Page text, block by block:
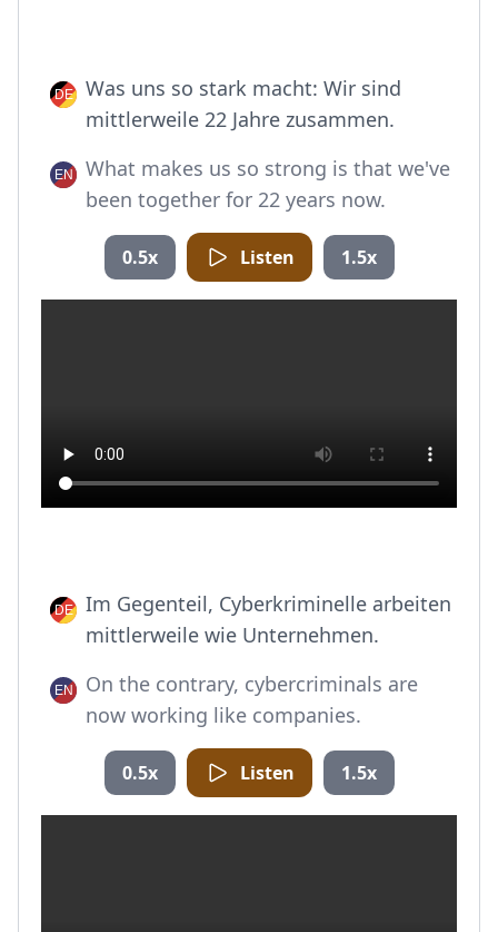
Was uns so stark macht: Wir sind
mittlerweile 22 Jahre zusammen.
What makes us so strong is that we've
been together for 22 years now.
0.5x Listen 1.5x
Im Gegenteil, Cyberkriminelle arbeiten
mittlerweile wie Unternehmen.
On the contrary, cybercriminals are
now working like companies.
0.5x Listen 1.5x